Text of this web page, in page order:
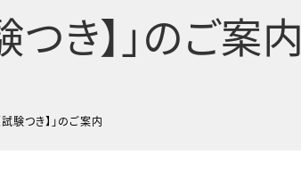
き】」のご案内
つき】」のご案内